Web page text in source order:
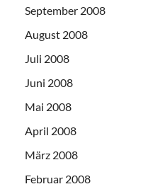
September 2008
August 2008
Juli 2008
Juni 2008
Mai 2008
April 2008
März 2008
Februar 2008